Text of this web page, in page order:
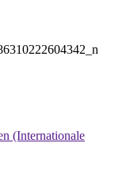
(Internationale